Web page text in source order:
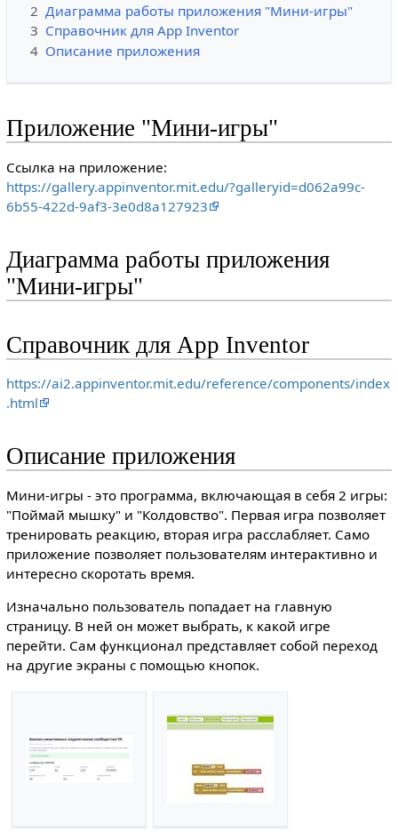
2 Диаграмма работы приложения "Мини-игры"
3 Справочник для App Inventor
4 Описание приложения
Приложение "Мини-игры"
Ссылка на приложение:
https://gallery.appinventor.mit.edu/?galleryid=d062a99c-
6b55-422d-9af3-3e0d8a127923
Диаграмма работы приложения
"Мини-игры"
Справочник для App Inventor
https://ai2.appinventor.mit.edu/reference/components/index
.html
Описание приложения
Мини-игры - это программа, включающая в себя 2 игры:
"Поймай мышку" и "Колдовство". Первая игра позволяет
тренировать реакцию, вторая игра расслабляет. Само
приложение позволяет пользователям интерактивно и
интересно скоротать время.
Изначально пользователь попадает на главную
страницу. В ней он может выбрать, к какой игре
перейти. Сам функционал представляет собой переход
на другие экраны с помощью кнопок.